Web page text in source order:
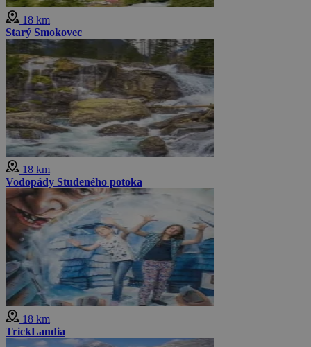
18 km
Starý Smokovec
18 km
Vodopády Studeného potoka
18 km
TrickLandia